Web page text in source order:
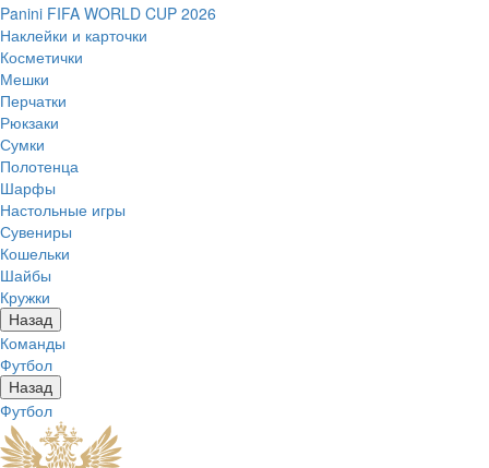
Panini FIFA WORLD CUP 2026
Наклейки и карточки
Косметички
Мешки
Перчатки
Рюкзаки
Сумки
Полотенца
Шарфы
Настольные игры
Сувениры
Кошельки
Шайбы
Кружки
Назад
Команды
Футбол
Назад
Футбол